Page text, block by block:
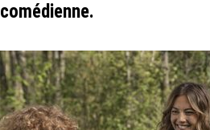
comédienne.